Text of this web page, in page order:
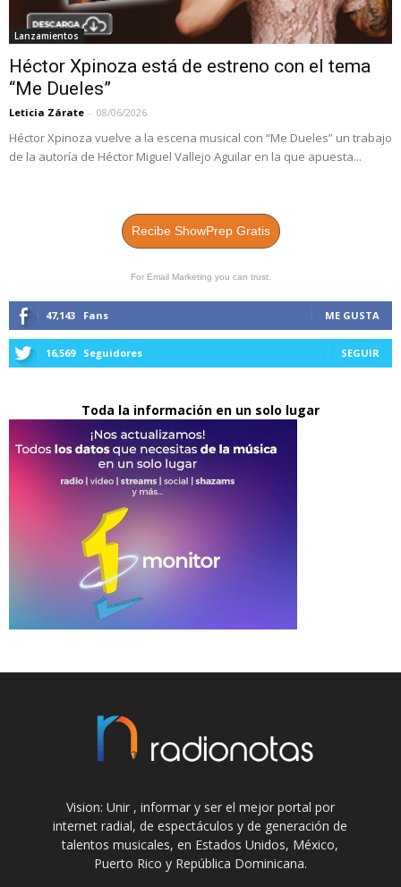
Lanzamientos
Héctor Xpinoza está de estreno con el tema
“Me Dueles”
Leticia Zárate - 08/06/2026
Héctor Xpinoza vuelve a la escena musical con “Me Dueles” un trabajo
de la autoría de Héctor Miguel Vallejo Aguilar en la que apuesta...
Recibe ShowPrep Gratis
For Email Marketing you can trust.
47,143 Fans ME GUSTA
16,569 Seguidores SEGUIR
Toda la información en un solo lugar
Vision: Unir , informar y ser el mejor portal por
internet radial, de espectáculos y de generación de
talentos musicales, en Estados Unidos, México,
Puerto Rico y República Dominicana.